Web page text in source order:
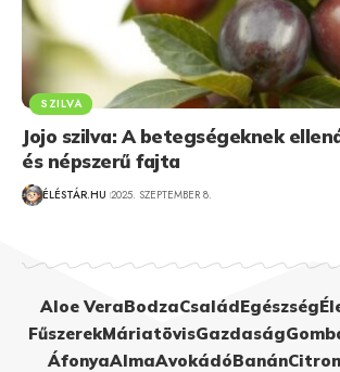
SZILVA
Jojo szilva: A betegségeknek
és népszerű fajta
ÉLÉSTÁR.HU 2025. SZEPTEMBER 8.
Aloe VeraBodzaCsaládEgészség
FűszerekMáriatövisGazdaság
ÁfonyaAlmaAvokádóBanán